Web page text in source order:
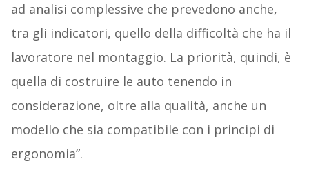
ad analisi complessive che prevedono anche,
tra gli indicatori, quello della difficoltà che ha il
lavoratore nel montaggio. La priorità, quindi, è
quella di costruire le auto tenendo in
considerazione, oltre alla qualità, anche un
modello che sia compatibile con i principi di
ergonomia”.